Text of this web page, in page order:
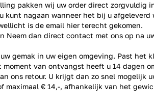
pakken wij uw order direct zorgvuldig
kunt nagaan wanneer het bij u afgeleverd
is de email hier terecht gekomen.
Neem dan direct contact met ons op na
gemak in uw eigen omgeving. Past het
moment van ontvangst heeft u 14 dagen
ons retour. U krijgt dan zo snel mogelijk
maximaal € 14,-, afhankelijk van het